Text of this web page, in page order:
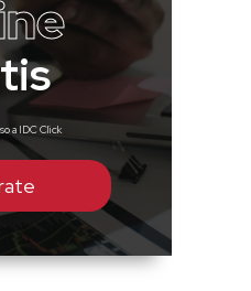
a IDC Click